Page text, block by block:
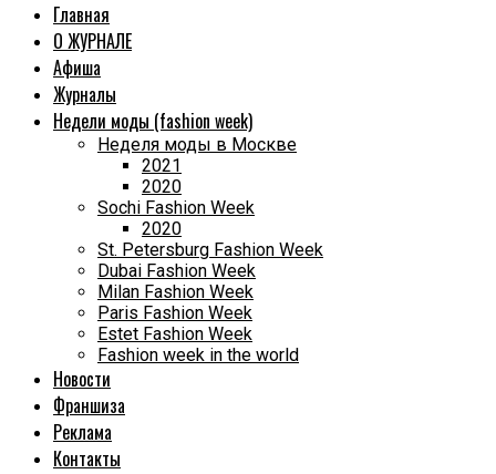
Главная
О ЖУРНАЛЕ
Афиша
Журналы
Недели моды (fashion week)
Неделя моды в Москве
2021
2020
Sochi Fashion Week
2020
St. Petersburg Fashion Week
Dubai Fashion Week
Milan Fashion Week
Paris Fashion Week
Estet Fashion Week
Fashion week in the world
Новости
Франшиза
Реклама
Контакты